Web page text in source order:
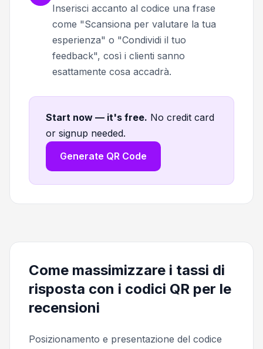
Inserisci accanto al codice una frase
come "Scansiona per valutare la tua
esperienza" o "Condividi il tuo
feedback", così i clienti sanno
esattamente cosa accadrà.
Start now — it's free. No credit card
or signup needed.
Generate QR Code
Come massimizzare i tassi di
risposta con i codici QR per le
recensioni
Posizionamento e presentazione del codice